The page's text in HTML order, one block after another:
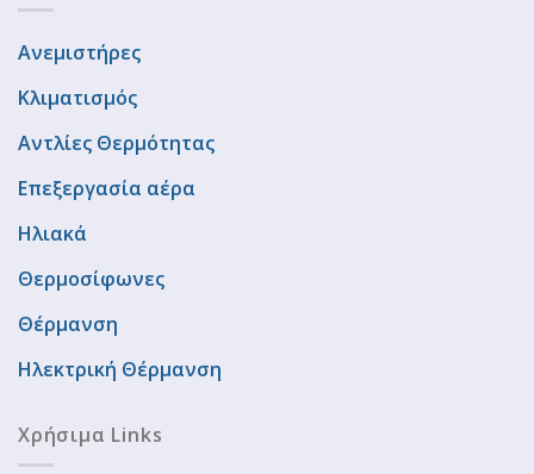
Ανεμιστήρες
Κλιματισμός
Αντλίες Θερμότητας
Επεξεργασία αέρα
Ηλιακά
Θερμοσίφωνες
Θέρμανση
Ηλεκτρική Θέρμανση
Χρήσιμα Links